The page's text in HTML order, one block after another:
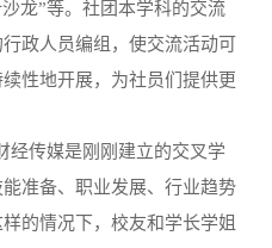
龙”等。社团本学科的交流
政人员编组，使交流活动可
性地开展，为社员们提供更
经传媒是刚刚建立的交叉学
准备、职业发展、行业趋势
的情况下，校友和学长学姐